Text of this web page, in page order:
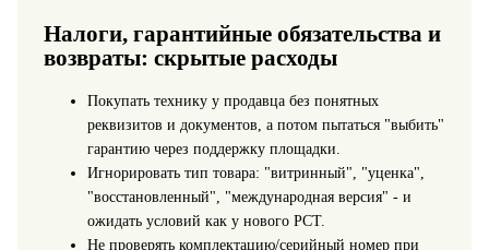
Налоги, гарантийные обязательства и
возвраты: скрытые расходы
Покупать технику у продавца без понятных
реквизитов и документов, а потом пытаться "выбить"
гарантию через поддержку площадки.
Игнорировать тип товара: "витринный", "уценка",
"восстановленный", "международная версия" - и
ожидать условий как у нового РСТ.
Не проверять комплектацию/серийный номер при